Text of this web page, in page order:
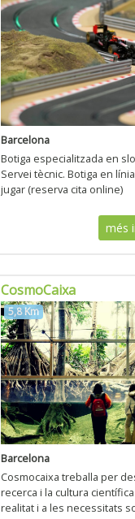
Barcelona
Botiga especialitzada en
Servei tècnic. Botiga en
jugar (reserva cita online)
més
CosmoCaixa
5,8 Km
Barcelona
Cosmocaixa treballa per
recerca i la cultura
realitat i a les necessitats